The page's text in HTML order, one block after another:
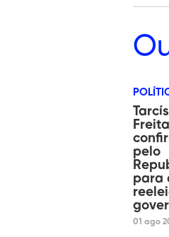
pelo
para
01 ago